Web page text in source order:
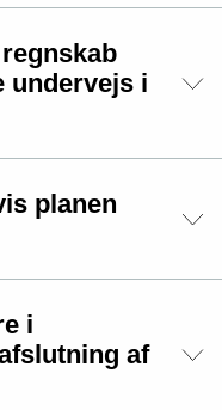
undervejs i
planen
i
af